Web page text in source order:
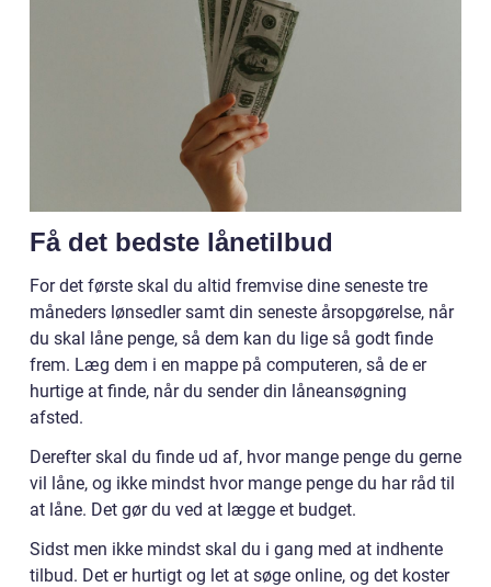
Få det bedste lånetilbud
For det første skal du altid fremvise dine seneste tre
måneders lønsedler samt din seneste årsopgørelse, når
du skal låne penge, så dem kan du lige så godt finde
frem. Læg dem i en mappe på computeren, så de er
hurtige at finde, når du sender din låneansøgning
afsted.
Derefter skal du finde ud af, hvor mange penge du gerne
vil låne, og ikke mindst hvor mange penge du har råd til
at låne. Det gør du ved at lægge et budget.
Sidst men ikke mindst skal du i gang med at indhente
tilbud. Det er hurtigt og let at søge online, og det koster